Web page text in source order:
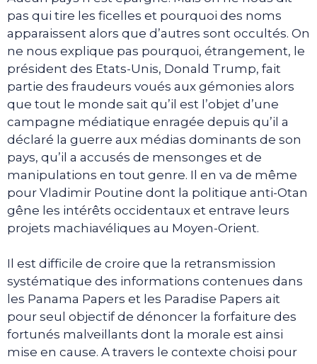
pas qui tire les ficelles et pourquoi des noms
apparaissent alors que d’autres sont occultés. On
ne nous explique pas pourquoi, étrangement, le
président des Etats-Unis, Donald Trump, fait
partie des fraudeurs voués aux gémonies alors
que tout le monde sait qu’il est l’objet d’une
campagne médiatique enragée depuis qu’il a
déclaré la guerre aux médias dominants de son
pays, qu’il a accusés de mensonges et de
manipulations en tout genre. Il en va de même
pour Vladimir Poutine dont la politique anti-Otan
gêne les intérêts occidentaux et entrave leurs
projets machiavéliques au Moyen-Orient.
Il est difficile de croire que la retransmission
systématique des informations contenues dans
les Panama Papers et les Paradise Papers ait
pour seul objectif de dénoncer la forfaiture des
fortunés malveillants dont la morale est ainsi
mise en cause. A travers le contexte choisi pour